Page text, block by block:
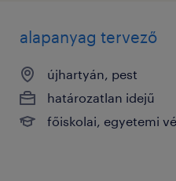
alapanyag tervező
újhartyán, pest
határozatlan idejű
főiskolai, egyetemi